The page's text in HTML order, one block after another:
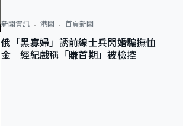
新聞資訊 港聞 首頁新聞
俄「黑寡婦」誘前線士兵閃婚騙撫恤
金 經紀戲稱「賺首期」被檢控